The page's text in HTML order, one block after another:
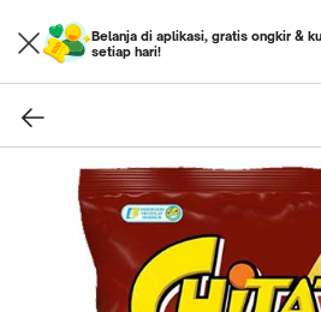
Belanja di aplikasi, gratis ongkir &
setiap hari!